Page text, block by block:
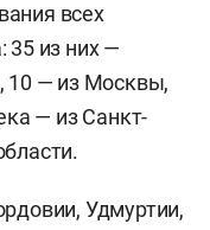
всех
35 из них —
10 — из Москвы,
— из Санкт-
Удмуртии,